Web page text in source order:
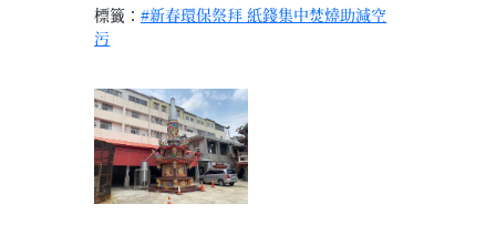
標籤：#新春環保祭拜 紙錢集中焚燒助減空
污